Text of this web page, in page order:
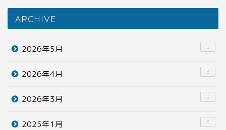
ARCHIVE
2026年5月 2
2026年4月 3
2026年3月 2
2025年1月 3